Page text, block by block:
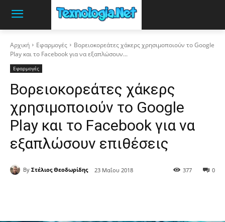
Αρχική Εφαρμογές
Βορειοκορεάτες χάκερς χρησιμοποιούν το Google
Play και το Facebook για να εξαπλώσουν...
Εφαρμογές
Βορειοκορεάτες χάκερς
χρησιμοποιούν το Google
Play και το Facebook για να
εξαπλώσουν επιθέσεις
By Στέλιος Θεοδωρίδης 23 Μαΐου 2018 0
377